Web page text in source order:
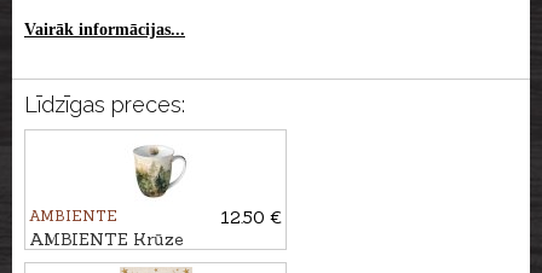
Vairāk informācijas...
Līdzīgas preces:
AMBIENTE
12.50 €
AMBIENTE Krūze
MŪŽZAĻIE KOKI